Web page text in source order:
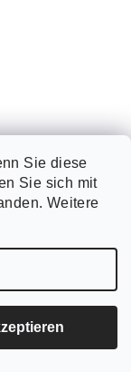
Sie diese
Sie sich mit
Weitere